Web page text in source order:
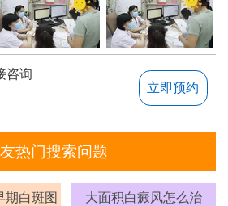
咨询
立即预约
热门搜索问题
期白斑图 大面积白癜风怎么治